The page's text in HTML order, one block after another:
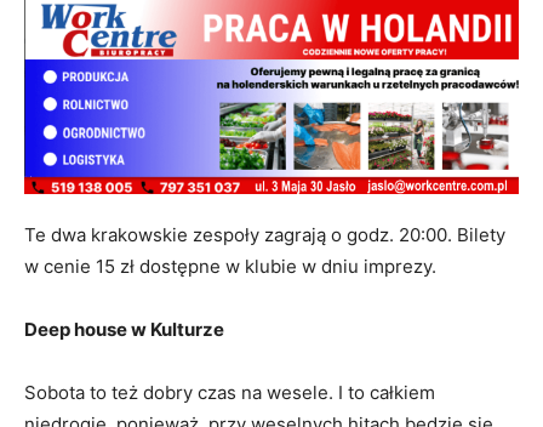
Te dwa krakowskie zespoły zagrają o godz. 20:00. Bilety
w cenie 15 zł dostępne w klubie w dniu imprezy.
Deep house w Kulturze
Sobota to też dobry czas na wesele. I to całkiem